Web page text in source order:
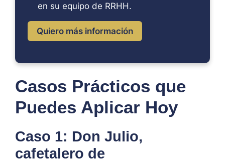
en su equipo de RRHH.
Quiero más información
Casos Prácticos que
Puedes Aplicar Hoy
Caso 1: Don Julio,
cafetalero de